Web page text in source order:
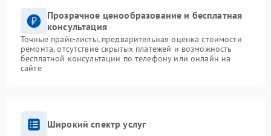
Прозрачное ценообразование и бесплатная
консультация
Точные прайс-листы, предварительная оценка стоимости
ремонта, отсутствие скрытых платежей и возможность
бесплатной консультации по телефону или онлайн на
сайте
Широкий спектр услуг